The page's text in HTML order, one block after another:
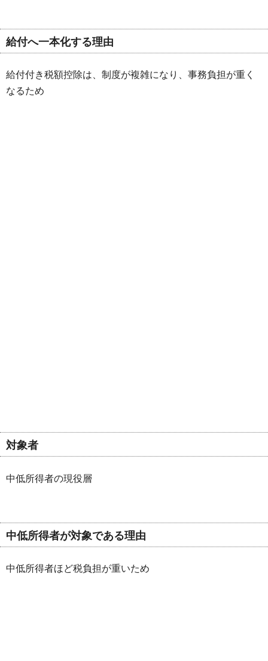
給付へ一本化する理由
給付付き税額控除は、制度が複雑になり、事務負担が重く
なるため
対象者
中低所得者の現役層
中低所得者が対象である理由
中低所得者ほど税負担が重いため